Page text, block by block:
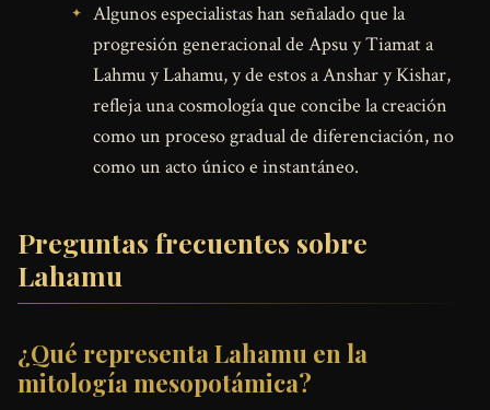
Algunos especialistas han señalado que la
progresión generacional de Apsu y Tiamat a
Lahmu y Lahamu, y de estos a Anshar y Kishar,
refleja una cosmología que concibe la creación
como un proceso gradual de diferenciación, no
como un acto único e instantáneo.
Preguntas frecuentes sobre
Lahamu
¿Qué representa Lahamu en la
mitología mesopotámica?